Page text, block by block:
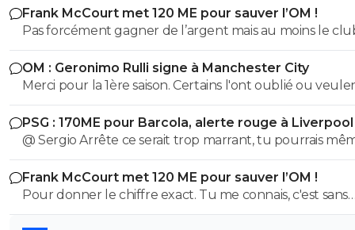
Frank McCourt met 120 ME pour sauver l’OM !
Pas forcément gagner de l’argent mais au moins le
aurait du être auto suffisant en assurant au moins la
chaque saison , c ce qui aurait du être fait avec tout cet
oseille mal géré par l’escroc espagnol .
OM : Geronimo Rulli signe à Manchester City
Merci pour la 1ère saison. Certains l'ont oublié ou
minimiser, mais il n'a pas été élu 2ème (devant
olympien de l'année pour la saison 2024/2025 pour
PSG : 170ME pour Barcola, alerte rouge à Liverpool
@ Sergio Arrête ce serait trop marrant, tu pourrais
gagner de l'argent avec toutes les vues (ben oui faut
absolument filmer ça 😂)... Ou alors tu te dégonflerais?
Mouais c'est plutôt ton style ça 🙄 et finalement tu
Frank McCourt met 120 ME pour sauver l’OM !
Pour donner le chiffre exact. Tu me connais, c'est sans
arrière-pensée.